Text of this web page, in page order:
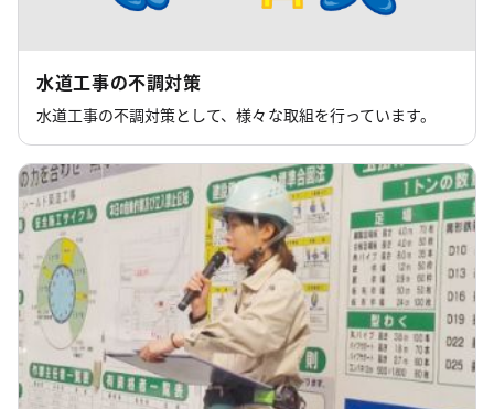
水道工事の不調対策
水道工事の不調対策として、様々な取組を行っています。